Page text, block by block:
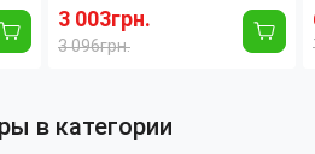
лампой и подставкой для
книг, канцелярии, 70х50 см,
3 003грн.
3 096грн.
в категории